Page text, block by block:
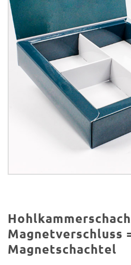
Magnetverschluss
Magnetschachtel